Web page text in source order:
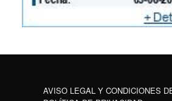
AVISO LEGAL Y CONDICIONES